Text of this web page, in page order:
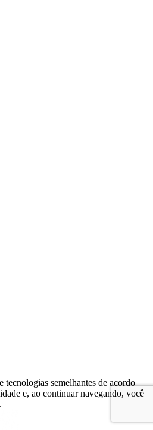
tecnologias semelhantes de acordo
e, ao continuar navegando, você